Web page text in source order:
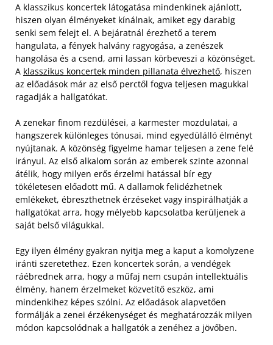
A klasszikus koncertek látogatása mindenkinek ajánlott,
hiszen olyan élményeket kínálnak, amiket egy darabig
senki sem felejt el. A bejáratnál érezhető a terem
hangulata, a fények halvány ragyogása, a zenészek
hangolása és a csend, ami lassan körbeveszi a közönséget.
A klasszikus koncertek minden pillanata élvezhető, hiszen
az előadások már az első perctől fogva teljesen magukkal
ragadják a hallgatókat.
A zenekar finom rezdülései, a karmester mozdulatai, a
hangszerek különleges tónusai, mind egyedülálló élményt
nyújtanak. A közönség figyelme hamar teljesen a zene felé
irányul. Az első alkalom során az emberek szinte azonnal
átélik, hogy milyen erős érzelmi hatással bír egy
tökéletesen előadott mű. A dallamok felidézhetnek
emlékeket, ébreszthetnek érzéseket vagy inspirálhatják a
hallgatókat arra, hogy mélyebb kapcsolatba kerüljenek a
saját belső világukkal.
Egy ilyen élmény gyakran nyitja meg a kaput a komolyzene
iránti szeretethez. Ezen koncertek során, a vendégek
ráébrednek arra, hogy a műfaj nem csupán intellektuális
élmény, hanem érzelmeket közvetítő eszköz, ami
mindenkihez képes szólni. Az előadások alapvetően
formálják a zenei érzékenységet és meghatározzák milyen
módon kapcsolódnak a hallgatók a zenéhez a jövőben.